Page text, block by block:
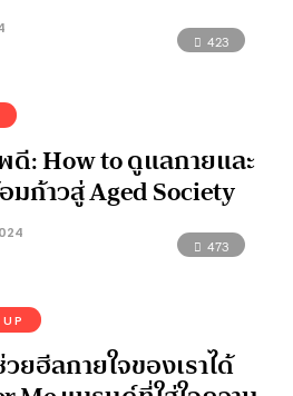
423
: How to ดูแลกายและ
มก้าวสู่ Aged Society
473
ยฮีลกายใจของเราได้